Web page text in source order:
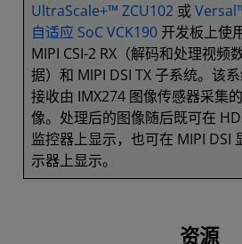
UltraScale+™ ZCU102 或
自适应 SoC VCK190 开发板上使
MIPI CSI-2 RX（解码和处理视频
据）和 MIPI DSI TX 子系统。该
接收由 IMX274 图像传感器采集
像。处理后的图像随后既可在
监控器上显示，也可在 MIPI DSI
示器上显示。
资源